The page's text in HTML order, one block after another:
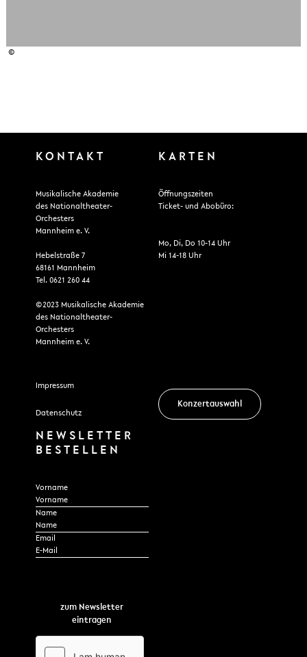
©
KONTAKT
Musikalische Akademie
des Nationaltheater-
Orchesters
Mannheim e. V.
Hebelstraße 7
68161 Mannheim
Tel. 0621 260 44
©2023 Musikalische Akademie
des Nationaltheater-
Orchesters
Mannheim e. V.
Impressum
Datenschutz
KARTEN
Öffnungszeiten
Ticket- und Abobüro:
Mo, Di, Do 10-14 Uhr
Mi 14-18 Uhr
Konzertauswahl
NEWSLETTER
BESTELLEN
Section
Vorname
Name
Email
zum Newsletter
eintragen